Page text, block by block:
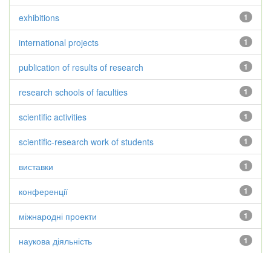
1
exhibitions
1
international projects
1
publication of results of research
1
research schools of faculties
1
scientific activities
1
scientific-research work of students
1
виставки
1
конференції
1
міжнародні проекти
1
наукова діяльність